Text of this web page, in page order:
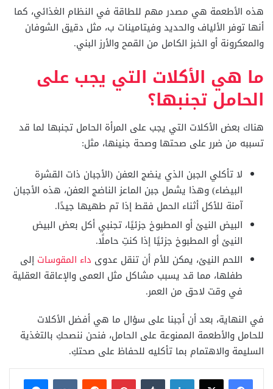
هذه الأطعمة هي مصدر مهم للطاقة في النظام الغذائي، كما
أنها توفر الألياف والحديد وفيتامينات ب، مثل دقيق الشوفان
والمعكرونة أو الخبز الكامل من القمح والأرز البني.
ما هي الأكلات التي يجب على
الحامل تجنبها؟
هناك بعض الأكلات التي يجب على المرأة الحامل تجنبها لما قد
تسببه من ضرر على صحتها وصحة جنينها، مثل:
لا تأكلي الجبن الذي ينضج العفن (الأجبان ذات القشرة
البيضاء) وهذا يشمل جبن الماعز الناضج العفن، هذه الأجبان
آمنة للأكل أثناء الحمل فقط إذا تم طهيها جيدًا.
البيض النيئ أو المطبوخ جزئيًا، تجنبي أكل بعض البيض
النيئ أو المطبوخ جزئيًا إذا كنتِ حاملًا.
اللحم النيئ، يمكن للأم أن تنقل عدوى داء المقوسات إلى
طفلها، مما قد يسبب مشاكل مثل العمى والإعاقة العقلية
في وقت لاحق من العمر.
في النهاية، بعد أن أجبنا على سؤال ما هي أفضل الأكلات
للحامل والأطعمة الممنوعة على الحامل، فنحن ننصحكِ بالتغذية
السليمة والاهتمام بما تأكليه للحفاظ على صحتكِ.
فيسبوكX لينكدإن بينتيريست
ماسنجر